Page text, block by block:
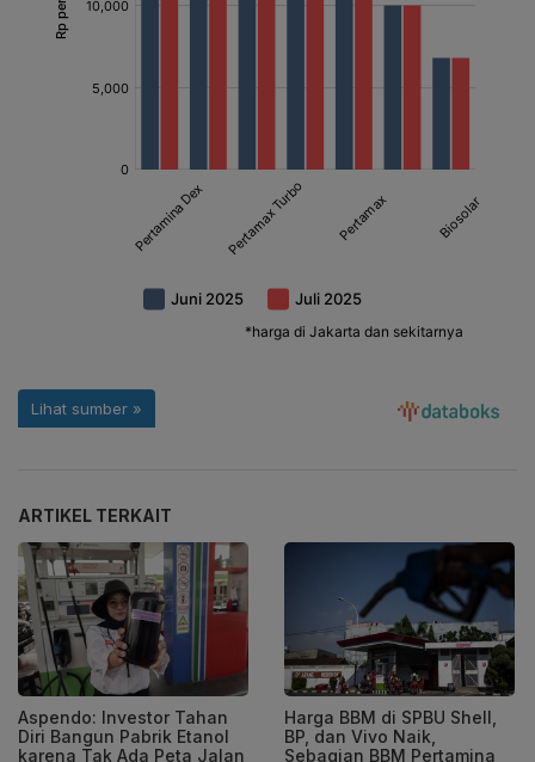
ARTIKEL TERKAIT
Aspendo: Investor Tahan
Diri Bangun Pabrik Etanol
karena Tak Ada Peta Jalan
Harga BBM di SPBU Shell,
BP, dan Vivo Naik,
Sebagian BBM Pertamina